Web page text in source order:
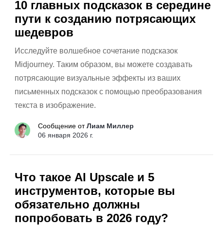
10 главных подсказок в середине
пути к созданию потрясающих
шедевров
Исследуйте волшебное сочетание подсказок
Midjourney. Таким образом, вы можете создавать
потрясающие визуальные эффекты из ваших
письменных подсказок с помощью преобразования
текста в изображение.
Сообщение отЛиам Миллер
06 января 2026 г.
Что такое AI Upscale и 5
инструментов, которые вы
обязательно должны
попробовать в 2026 году?